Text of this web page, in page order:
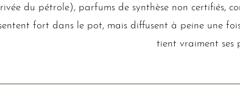
du pétrole), parfums de synthèse non certifiés,
fort dans le pot, mais diffusent à peine une
tient vraiment ses